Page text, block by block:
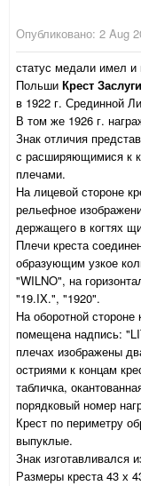
Опубликовано: 2 Aug
статус медали имел и
Польши Крест
в 1922 г. Срединной
В том же 1926 г.
Знак отличия
с расширяющимися к
плечами.
На лицевой стороне
рельефное
держащего в когтях
Плечи креста
образующим узкое
"WILNO", на
"19.IX.", "1920".
На оборотной стороне
помещена надпись:
плечах изображены
остриями к концам
табличка,
порядковый номер
Крест по периметру
выпуклые.
Знак изготавливался
Размеры креста 43 х